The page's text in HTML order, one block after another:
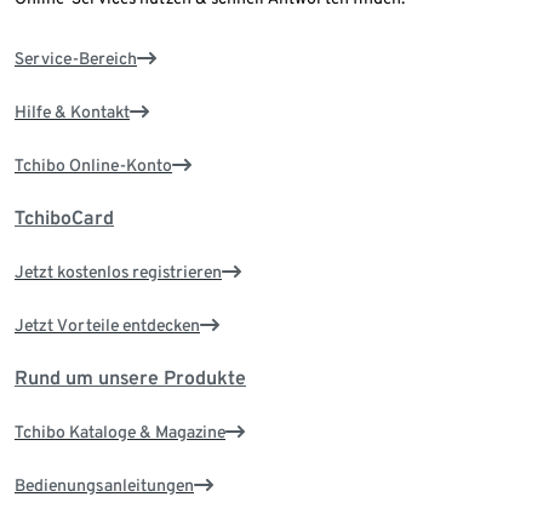
Service-Bereich
Hilfe & Kontakt
Tchibo Online-Konto
TchiboCard
Jetzt kostenlos registrieren
Jetzt Vorteile entdecken
Rund um unsere Produkte
Tchibo Kataloge & Magazine
Bedienungsanleitungen